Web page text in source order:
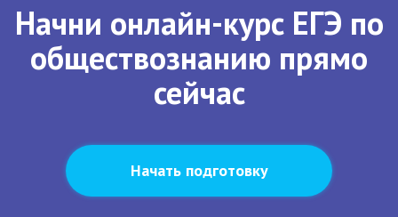
Начни онлайн-курс ЕГЭ по
обществознанию прямо
сейчас
Начать подготовку